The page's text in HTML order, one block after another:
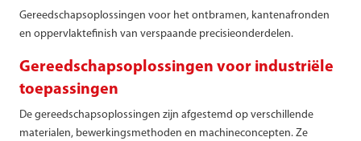
Gereedschapsoplossingen voor het ontbramen, kantenafronden
en oppervlaktefinish van verspaande precisieonderdelen.
Gereedschapsoplossingen voor industriële
toepassingen
De gereedschapsoplossingen zijn afgestemd op verschillende
materialen, bewerkingsmethoden en machineconcepten. Ze